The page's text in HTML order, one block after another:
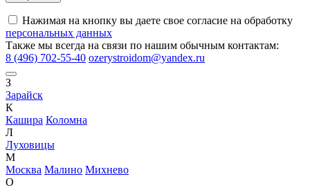
Нажимая на кнопку вы даете свое согласие на обработку
персональных данных
Также мы всегда на связи по нашим обычным контактам:
8 (496) 702-55-40 ozerystroidom@yandex.ru
З
Зарайск
К
Кашира Коломна
Л
Луховицы
М
Москва Малино Михнево
О